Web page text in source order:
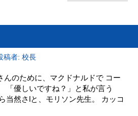
稿者: 校長
んのために、マクドナルドで コー
「優しいですね？」と私が言う
当然さlと、モリソン先生。 カッコ